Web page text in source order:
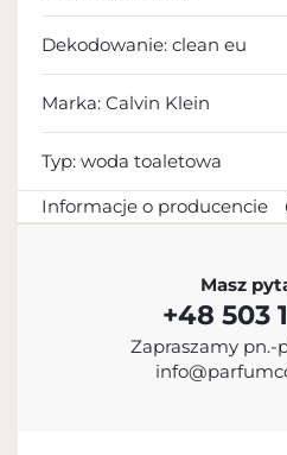
Dekodowanie: clean eu
Marka: Calvin Klein
Typ: woda toaletowa
Informacje o producencie
18 665 130 513
info@calvinklein.com
Masz
+48 503
Zapraszamy pn.-